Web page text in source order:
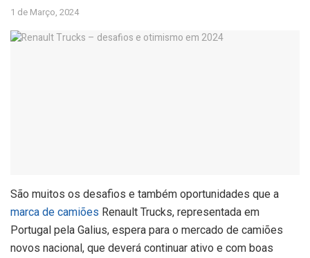
1 de Março, 2024
São muitos os desafios e também oportunidades que a
marca de camiões Renault Trucks, representada em
Portugal pela Galius, espera para o mercado de camiões
novos nacional, que deverá continuar ativo e com boas